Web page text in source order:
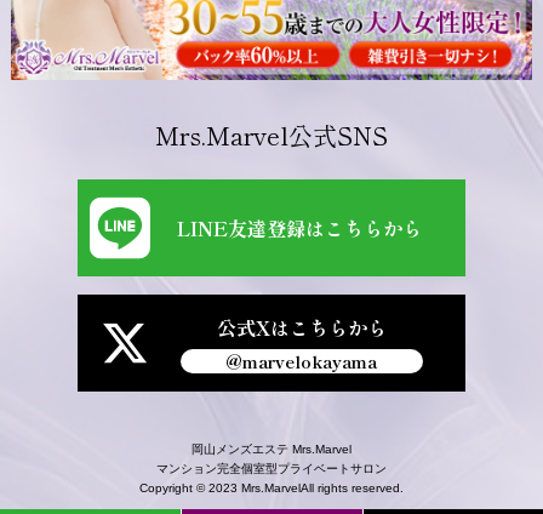
Mrs.Marvel公式SNS
LINE友達登録はこちらから
公式Xはこちらから
@marvelokayama
岡山メンズエステ Mrs.Marvel
マンション完全個室型プライベートサロン
Copyright © 2023 Mrs.MarvelAll rights reserved.